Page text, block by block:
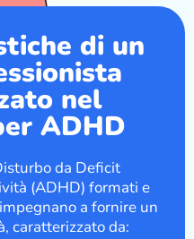
di un
nel
ADHD
da Deficit
(ADHD) formati e
a fornire un
caratterizzato da: